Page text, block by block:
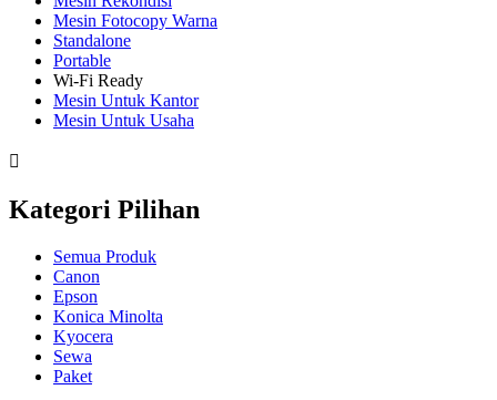
Mesin Fotocopy Warna
Standalone
Portable
Wi-Fi Ready
Mesin Untuk Kantor
Mesin Untuk Usaha
Kategori Pilihan
Semua Produk
Canon
Epson
Konica Minolta
Kyocera
Sewa
Paket